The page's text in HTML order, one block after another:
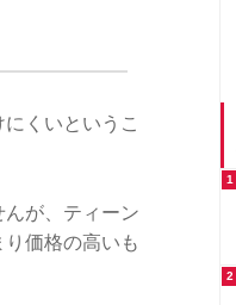
くいというこ
が、ティーン
価格の高いも
1
2